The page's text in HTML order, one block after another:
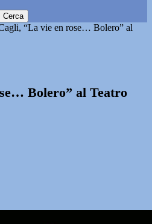
“La vie en rose… Bolero” al
Bolero” al Teatro